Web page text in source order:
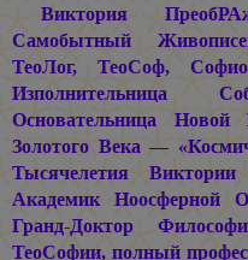
Виктория
Самобытный
ТеоЛог, ТеоСоф,
Изполнительница
Основательница Новой
Золотого Века —
Тысячелетия Виктории
Академик Ноосферной
Гранд-Доктор
ТеоСофии, полный